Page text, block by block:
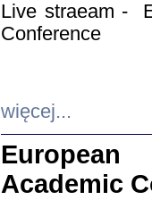
Live straeam -
Conference
więcej...
European
Academic